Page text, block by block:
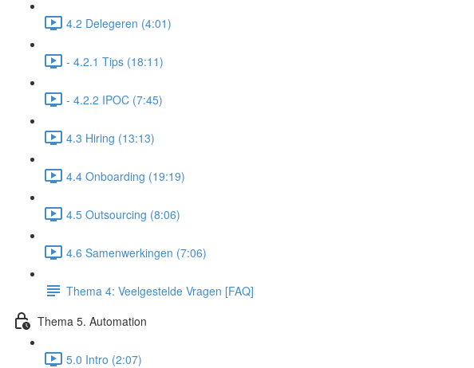
4.2 Delegeren (4:01)
- 4.2.1 Tips (18:11)
- 4.2.2 IPOC (7:45)
4.3 Hiring (13:13)
4.4 Onboarding (19:19)
4.5 Outsourcing (8:06)
4.6 Samenwerkingen (7:06)
Thema 4: Veelgestelde Vragen [FAQ]
Thema 5. Automation
5.0 Intro (2:07)